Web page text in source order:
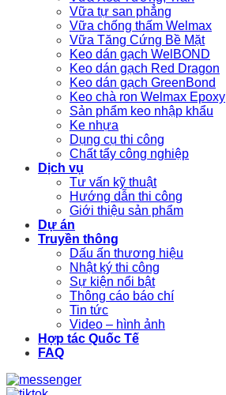
Vữa tự san phẳng
Vữa chống thấm Welmax
Vữa Tăng Cứng Bề Mặt
Keo dán gạch WelBOND
Keo dán gạch Red Dragon
Keo dán gạch GreenBond
Keo chà ron Welmax Epoxy
Sản phẩm keo nhập khẩu
Ke nhựa
Dụng cụ thi công
Chất tẩy công nghiệp
Dịch vụ
Tư vấn kỹ thuật
Hướng dẫn thi công
Giới thiệu sản phẩm
Dự án
Truyền thông
Dấu ấn thương hiệu
Nhật ký thi công
Sự kiện nổi bật
Thông cáo báo chí
Tin tức
Video – hình ảnh
Hợp tác Quốc Tế
FAQ